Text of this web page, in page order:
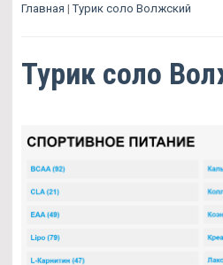
Главная |Турик соло Волжский
Турик соло